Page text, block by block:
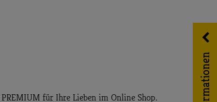
Informationen
für Ihre Lieben im Online Shop.